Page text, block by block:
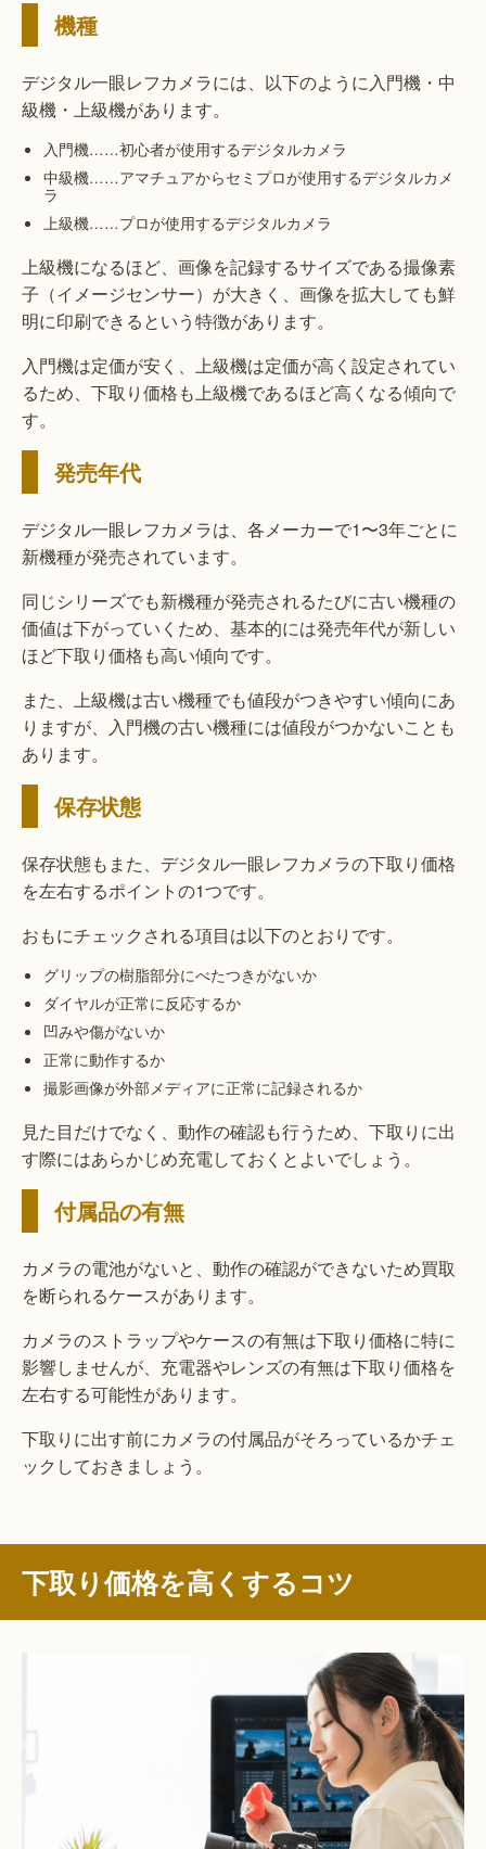
機種
デジタル一眼レフカメラには、以下のように入門機・中
級機・上級機があります。
入門機……初心者が使用するデジタルカメラ
中級機……アマチュアからセミプロが使用するデジタルカメ
ラ
上級機……プロが使用するデジタルカメラ
上級機になるほど、画像を記録するサイズである撮像素
子（イメージセンサー）が大きく、画像を拡大しても鮮
明に印刷できるという特徴があります。
入門機は定価が安く、上級機は定価が高く設定されてい
るため、下取り価格も上級機であるほど高くなる傾向で
す。
発売年代
デジタル一眼レフカメラは、各メーカーで1〜3年ごとに
新機種が発売されています。
同じシリーズでも新機種が発売されるたびに古い機種の
価値は下がっていくため、基本的には発売年代が新しい
ほど下取り価格も高い傾向です。
また、上級機は古い機種でも値段がつきやすい傾向にあ
りますが、入門機の古い機種には値段がつかないことも
あります。
保存状態
保存状態もまた、デジタル一眼レフカメラの下取り価格
を左右するポイントの1つです。
おもにチェックされる項目は以下のとおりです。
グリップの樹脂部分にべたつきがないか
ダイヤルが正常に反応するか
凹みや傷がないか
正常に動作するか
撮影画像が外部メディアに正常に記録されるか
見た目だけでなく、動作の確認も行うため、下取りに出
す際にはあらかじめ充電しておくとよいでしょう。
付属品の有無
カメラの電池がないと、動作の確認ができないため買取
を断られるケースがあります。
カメラのストラップやケースの有無は下取り価格に特に
影響しませんが、充電器やレンズの有無は下取り価格を
左右する可能性があります。
下取りに出す前にカメラの付属品がそろっているかチェ
ックしておきましょう。
下取り価格を高くするコツ